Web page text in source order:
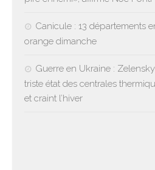
Canicule : 13 départements
orange dimanche
Guerre en Ukraine :
triste état des centrales
et craint l’hiver